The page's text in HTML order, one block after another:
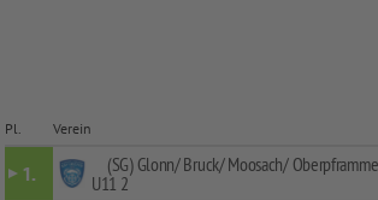
Pl. Verein
1.
(SG) Glonn/ Bruck/ Moosach/
U11 2